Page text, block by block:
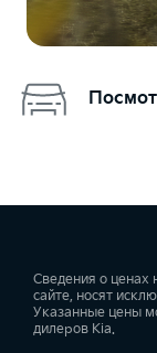
Сведения о ценах
сайте, носят
Указанные цены
дилеров Kia.